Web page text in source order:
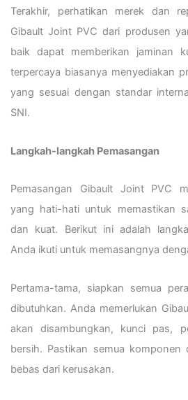
Terakhir, perhatikan merek dan
Gibault Joint PVC dari produsen
baik dapat memberikan jaminan
terpercaya biasanya menyediakan
yang sesuai dengan standar
SNI.
Langkah-langkah Pemasangan
Pemasangan Gibault Joint PVC
yang hati-hati untuk memastikan
dan kuat. Berikut ini adalah
Anda ikuti untuk memasangnya
Pertama-tama, siapkan semua
dibutuhkan. Anda memerlukan
akan disambungkan, kunci pas,
bersih. Pastikan semua
bebas dari kerusakan.